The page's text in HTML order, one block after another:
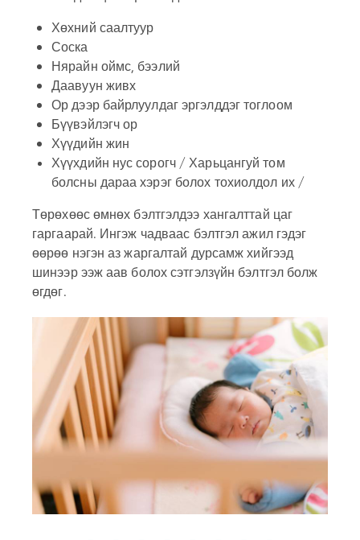
Хөхний саалтуур
Соска
Нярайн оймс, бээлий
Даавуун живх
Ор дээр байрлуулдаг эргэлддэг тоглоом
Бүүвэйлэгч ор
Хүүдийн жин
Хүүхдийн нус сорогч / Харьцангуй том
болсны дараа хэрэг болох тохиолдол их /
Төрөхөөс өмнөх бэлтгэлдээ хангалттай цаг
гаргаарай. Ингэж чадваас бэлтгэл ажил гэдэг
өөрөө нэгэн аз жаргалтай дурсамж хийгээд
шинээр ээж аав болох сэтгэлзүйн бэлтгэл болж
өгдөг.